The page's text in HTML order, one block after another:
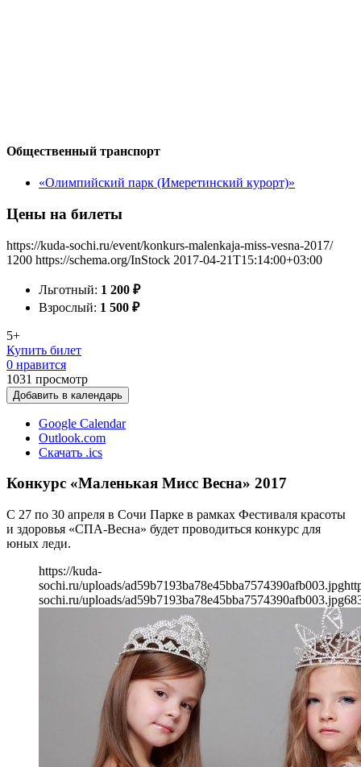
Общественный транспорт
«Олимпийский парк (Имеретинский курорт)»
Цены на билеты
https://kuda-sochi.ru/event/konkurs-malenkaja-miss-vesna-2017/
1200 https://schema.org/InStock 2017-04-21T15:14:00+03:00
Льготный: 1 200 ₽
Взрослый: 1 500 ₽
5+
Купить билет
0 нравится
1031 просмотр
Добавить в календарь
Google Calendar
Outlook.com
Скачать .ics
Конкурс «Маленькая Мисс Весна» 2017
С 27 по 30 апреля в Сочи Парке в рамках Фестиваля красоты
и здоровья «СПА-Весна» будет проводиться конкурс для
юных леди.
https://kuda-
sochi.ru/uploads/ad59b7193ba78e45bba7574390afb003.jpg
sochi.ru/uploads/ad59b7193ba78e45bba7574390afb003.jpg